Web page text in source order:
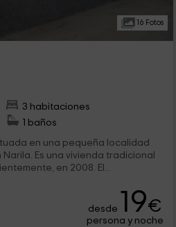
16 Fotos
3 habitaciones
1 baños
en una pequeña localidad
Es una vivienda tradicional
en 2008. El...
desde 19€
persona y noche